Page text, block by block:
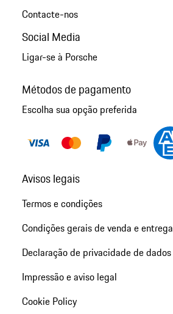
Contacte-nos
Social Media
Ligar-se à Porsche
Métodos de pagamento
Escolha sua opção preferida
Avisos legais
Termos e condições
Condições gerais de venda e entrega
Declaração de privacidade de dados
Impressão e aviso legal
Cookie Policy